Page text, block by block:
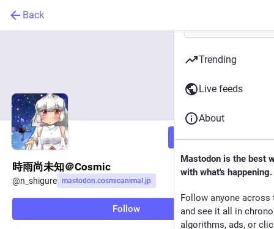
Back
Follow
時雨尚未知＠Cosmic
@n_shigure mastodon.cosmicanimal.jp
Follow
Trending
Live feeds
About
Mastodon is the best
with what's happening.
Follow anyone across
and see it all in
algorithms, ads, or